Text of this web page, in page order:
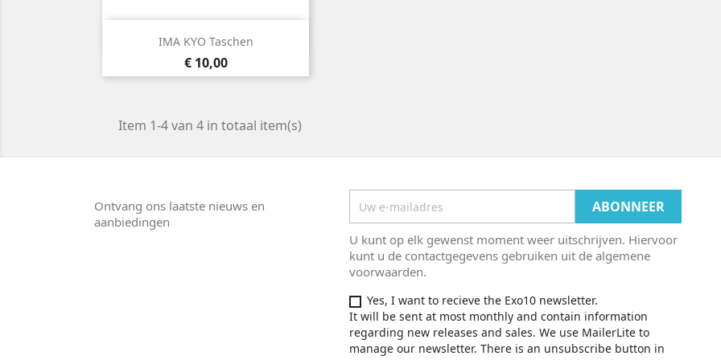
IMA KYO Taschen
Prijs
€ 10,00
 Snel bekijken
Wit Zwart
Item 1-4 van 4 in totaal item(s)
Ontvang ons laatste nieuws en
aanbiedingen
U kunt op elk gewenst moment weer uitschrijven. Hiervoor
kunt u de contactgegevens gebruiken uit de algemene
voorwaarden.
Yes, I want to recieve the Exo10 newsletter.
It will be sent at most monthly and contain information
regarding new releases and sales. We use MailerLite to
manage our newsletter. There is an unsubscribe button in